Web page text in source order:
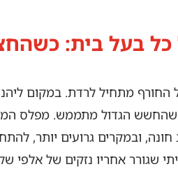
בעל בית:
החורף מתחיל לרדת. במקום
שהחשש הגדול מתממש. מפלס
ובמקרים גרועים יותר,
שגורר אחריו נזקים של